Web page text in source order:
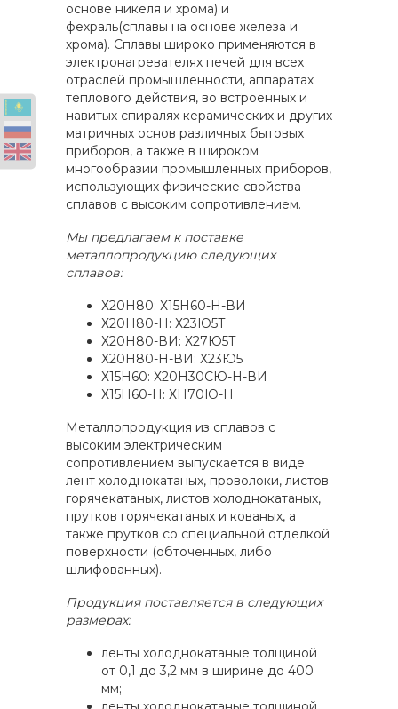
основе никеля и хрома) и
фехраль(сплавы на основе железа и
хрома). Сплавы широко применяются в
электронагревателях печей для всех
отраслей промышленности, аппаратах
теплового действия, во встроенных и
навитых спиралях керамических и других
матричных основ различных бытовых
приборов, а также в широком
многообразии промышленных приборов,
использующих физические свойства
сплавов с высоким сопротивлением.
Мы предлагаем к поставке
металлопродукцию следующих
сплавов:
Х20Н80: Х15Н60-Н-ВИ
Х20Н80-Н: Х23Ю5Т
Х20Н80-ВИ: Х27Ю5Т
Х20Н80-Н-ВИ: Х23Ю5
Х15Н60: Х20Н30СЮ-Н-ВИ
Х15Н60-Н: ХН70Ю-Н
Металлопродукция из сплавов с
высоким электрическим
сопротивлением выпускается в виде
лент холоднокатаных, проволоки, листов
горячекатаных, листов холоднокатаных,
прутков горячекатаных и кованых, а
также прутков со специальной отделкой
поверхности (обточенных, либо
шлифованных).
Продукция поставляется в следующих
размерах:
ленты холоднокатаные толщиной
от 0,1 до 3,2 мм в ширине до 400
мм;